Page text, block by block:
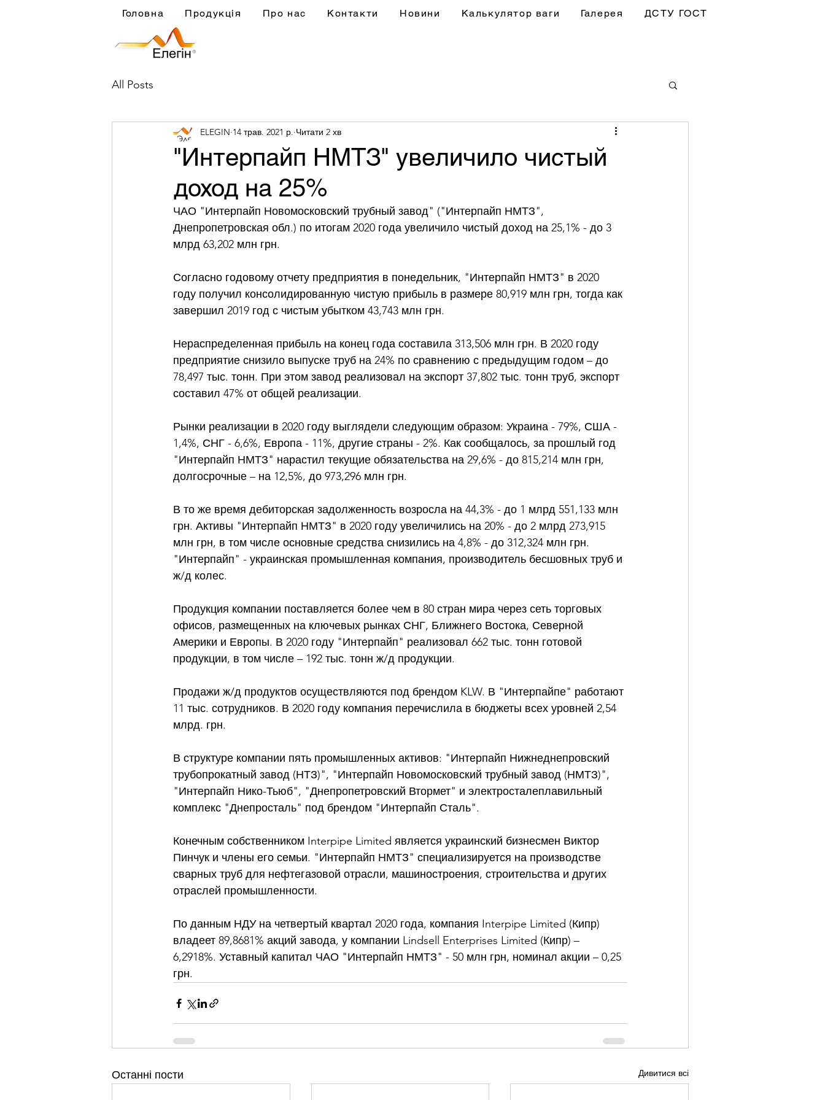
Головна Продукція Про нас Контакти Новини Калькулятор ваги Галерея ДСТУ ГОСТ
All Posts
"Интерпайп НМТЗ" увеличило чистый
доход на 25%
ELEGIN 14 трав. 2021 р. Читати 2 хв
ЧАО "Интерпайп Новомосковский трубный завод" ("Интерпайп НМТЗ",
Днепропетровская обл.) по итогам 2020 года увеличило чистый доход на 25,1% - до 3
млрд 63,202 млн грн.
Согласно годовому отчету предприятия в понедельник, "Интерпайп НМТЗ" в 2020
году получил консолидированную чистую прибыль в размере 80,919 млн грн, тогда как
завершил 2019 год с чистым убытком 43,743 млн грн.
Нераспределенная прибыль на конец года составила 313,506 млн грн. В 2020 году
предприятие снизило выпуске труб на 24% по сравнению с предыдущим годом – до
78,497 тыс. тонн. При этом завод реализовал на экспорт 37,802 тыс. тонн труб, экспорт
составил 47% от общей реализации.
Рынки реализации в 2020 году выглядели следующим образом: Украина - 79%, США -
1,4%, СНГ - 6,6%, Европа - 11%, другие страны - 2%. Как сообщалось, за прошлый год
"Интерпайп НМТЗ" нарастил текущие обязательства на 29,6% - до 815,214 млн грн,
долгосрочные – на 12,5%, до 973,296 млн грн.
В то же время дебиторская задолженность возросла на 44,3% - до 1 млрд 551,133 млн
грн. Активы "Интерпайп НМТЗ" в 2020 году увеличились на 20% - до 2 млрд 273,915
млн грн, в том числе основные средства снизились на 4,8% - до 312,324 млн грн.
"Интерпайп" - украинская промышленная компания, производитель бесшовных труб и
ж/д колес.
Продукция компании поставляется более чем в 80 стран мира через сеть торговых
офисов, размещенных на ключевых рынках СНГ, Ближнего Востока, Северной
Америки и Европы. В 2020 году "Интерпайп" реализовал 662 тыс. тонн готовой
продукции, в том числе – 192 тыс. тонн ж/д продукции.
Продажи ж/д продуктов осуществляются под брендом KLW. В "Интерпайпе" работают
11 тыс. сотрудников. В 2020 году компания перечислила в бюджеты всех уровней 2,54
млрд. грн.
В структуре компании пять промышленных активов: "Интерпайп Нижнеднепровский
трубопрокатный завод (НТЗ)", "Интерпайп Новомосковский трубный завод (НМТЗ)",
"Интерпайп Нико-Тьюб", "Днепропетровский Втормет" и электросталеплавильный
комплекс "Днепросталь" под брендом "Интерпайп Сталь".
Конечным собственником Interpipe Limited является украинский бизнесмен Виктор
Пинчук и члены его семьи. "Интерпайп НМТЗ" специализируется на производстве
сварных труб для нефтегазовой отрасли, машиностроения, строительства и других
отраслей промышленности.
По данным НДУ на четвертый квартал 2020 года, компания Interpipe Limited (Кипр)
владеет 89,8681% акций завода, у компании Lindsell Enterprises Limited (Кипр) –
6,2918%. Уставный капитал ЧАО "Интерпайп НМТЗ" - 50 млн грн, номинал акции – 0,25
грн.
Останні пости Дивитися всі